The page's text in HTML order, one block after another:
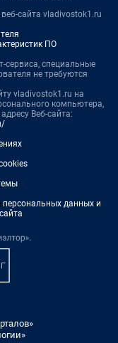
сайта vladivostok1.ru
ПО
сервиса, специальные
не требуются
vladivostok1.ru на
компьютера,
Веб-сайта:
данных и